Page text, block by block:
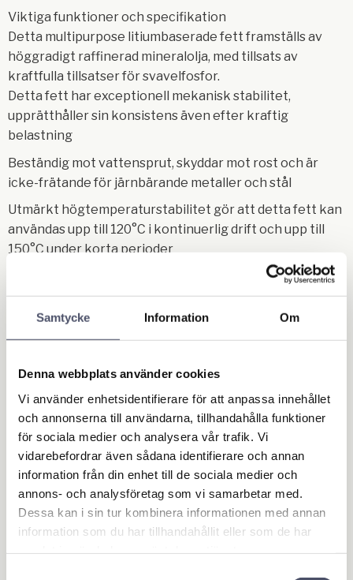
Samtycke Information Om
Denna webbplats använder cookies
Vi använder enhetsidentifierare för att anpassa innehållet
och annonserna till användarna, tillhandahålla funktioner
för sociala medier och analysera vår trafik. Vi
vidarebefordrar även sådana identifierare och annan
information från din enhet till de sociala medier och
annons- och analysföretag som vi samarbetar med.
Dessa kan i sin tur kombinera informationen med annan
information som du har tillhandahållit eller som de har
Viktiga funktioner och specifikation
Detta multipurpose litiumbaserade fett framställs av
höggradigt raffinerad mineralolja, med tillsats av
kraftfulla tillsatser för svavelfosfor.
Detta fett har exceptionell mekanisk stabilitet,
upprätthåller sin konsistens även efter kraftig
belastning
Beständig mot vattensprut, skyddar mot rost och är
icke-frätande för järnbärande metaller och stål
Utmärkt högtemperaturstabilitet gör att detta fett kan
användas upp till 120°C i kontinuerlig drift och upp till
150°C under korta perioder
Passar fettspruta art.nr 219. För att den ska passa så
måste man även köpa adapter art.nr 218.